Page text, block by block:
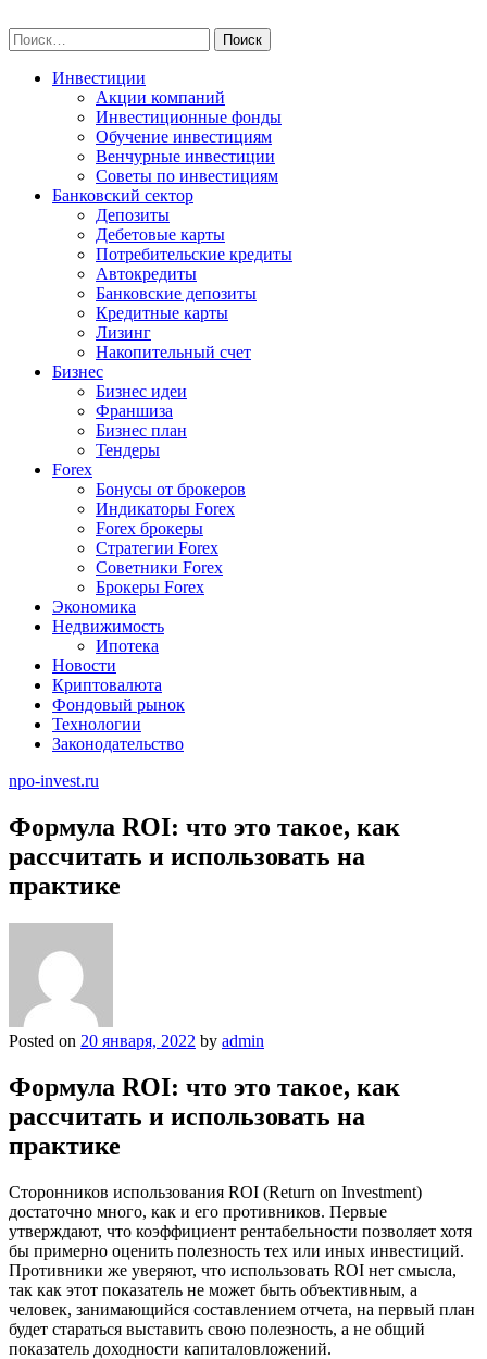
to
content
Найти:
Инвестиции
Акции компаний
Инвестиционные фонды
Обучение инвестициям
Венчурные инвестиции
Советы по инвестициям
Банковский сектор
Депозиты
Дебетовые карты
Потребительские кредиты
Автокредиты
Банковские депозиты
Кредитные карты
Лизинг
Накопительный счет
Бизнес
Бизнес идеи
Франшиза
Бизнес план
Тендеры
Forex
Бонусы от брокеров
Индикаторы Forex
Forex брокеры
Стратегии Forex
Советники Forex
Брокеры Forex
Экономика
Недвижимость
Ипотека
Новости
Криптовалюта
Фондовый рынок
Технологии
Законодательство
npo-invest.ru
Формула ROI: что это такое, как
рассчитать и использовать на
практике
Posted on 20 января, 2022 by admin
Формула ROI: что это такое, как
рассчитать и использовать на
практике
Сторонников использования ROI (Return on Investment)
достаточно много, как и его противников. Первые
утверждают, что коэффициент рентабельности позволяет хотя
бы примерно оценить полезность тех или иных инвестиций.
Противники же уверяют, что использовать ROI нет смысла,
так как этот показатель не может быть объективным, а
человек, занимающийся составлением отчета, на первый план
будет стараться выставить свою полезность, а не общий
показатель доходности капиталовложений.